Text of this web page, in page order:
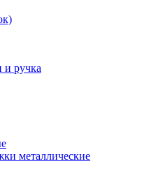
и ручка
металлические